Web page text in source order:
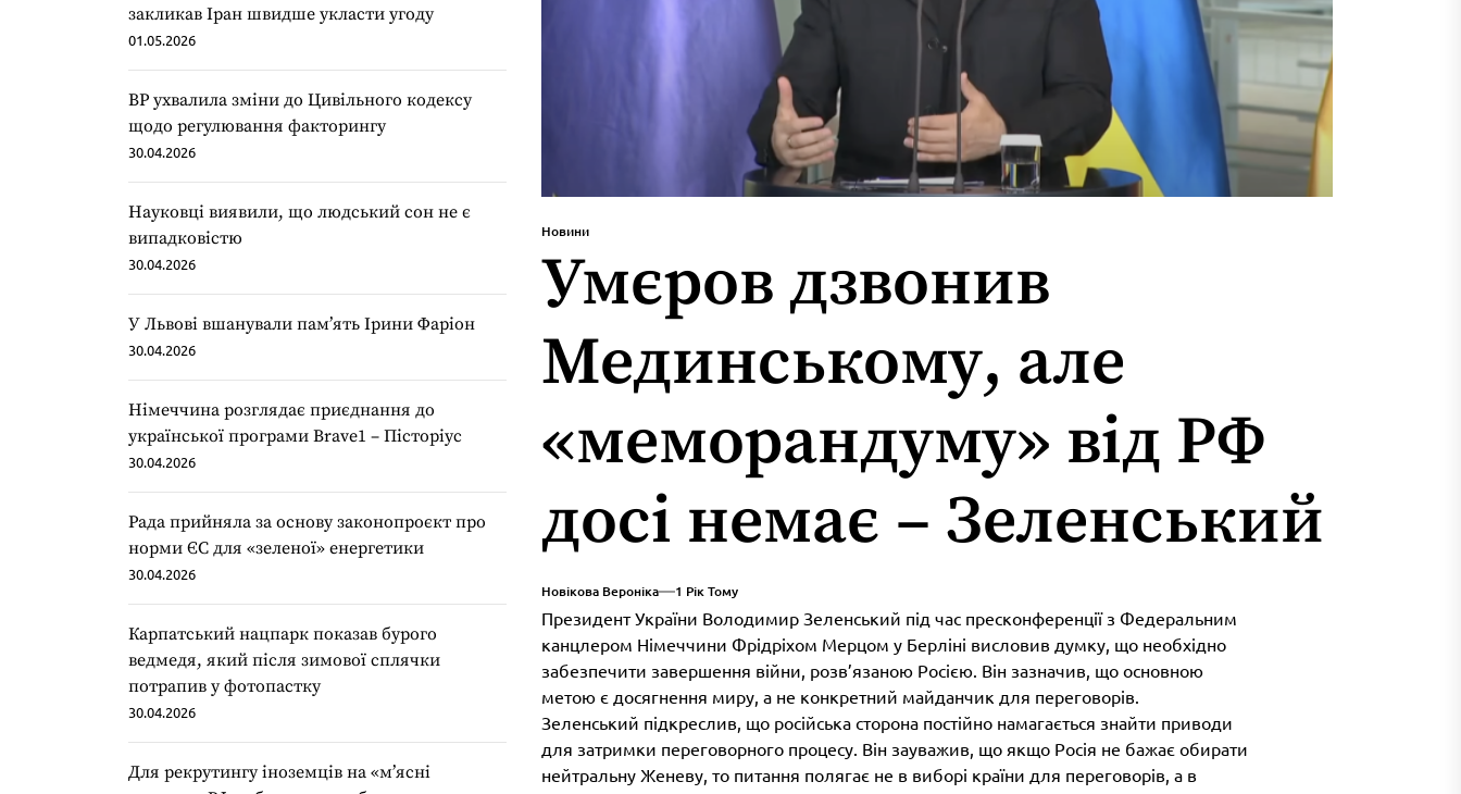
Новини
Умєров дзвонив
Мединському, але
«меморандуму» від РФ
досі немає – Зеленський
Новікова Вероніка 1 Рік Тому
Президент України Володимир Зеленський під час пресконференції з Федеральним
канцлером Німеччини Фрідріхом Мерцом у Берліні висловив думку, що необхідно
забезпечити завершення війни, розв’язаною Росією. Він зазначив, що основною
метою є досягнення миру, а не конкретний майданчик для переговорів.
Зеленський підкреслив, що російська сторона постійно намагається знайти приводи
для затримки переговорного процесу. Він зауважив, що якщо Росія не бажає обирати
нейтральну Женеву, то питання полягає не в виборі країни для переговорів, а в
закликав Іран швидше укласти угоду
01.05.2026
ВР ухвалила зміни до Цивільного кодексу
щодо регулювання факторингу
30.04.2026
Науковці виявили, що людський сон не є
випадковістю
30.04.2026
У Львові вшанували пам’ять Ірини Фаріон
30.04.2026
Німеччина розглядає приєднання до
української програми Brave1 – Пісторіус
30.04.2026
Рада прийняла за основу законопроєкт про
норми ЄС для «зеленої» енергетики
30.04.2026
Карпатський нацпарк показав бурого
ведмедя, який після зимової сплячки
потрапив у фотопастку
30.04.2026
Для рекрутингу іноземців на «мʼясні